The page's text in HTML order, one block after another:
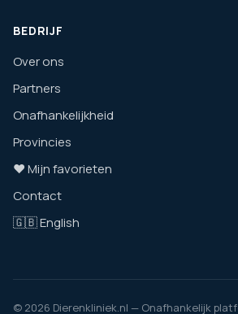
BEDRIJF
Over ons
Partners
Onafhankelijkheid
Provincies
❤️ Mijn favorieten
Contact
🇬🇧 English
© 2026 Dierenkliniek.nl — Onafhankelijk